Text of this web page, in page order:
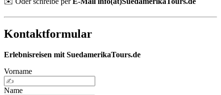
Kontaktformular
Erlebnisreisen mit SuedamerikaTours.de
Vorname
Name